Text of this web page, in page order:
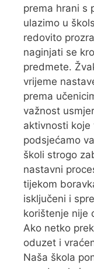
prema hrani s
ulazimo u
redovito
naginjati se
predmete.
vrijeme
prema
važnost
aktivnosti koje
podsjećamo
školi strogo
nastavni
tijekom
isključeni i
korištenje nije
Ako netko
oduzet i
Naša škola